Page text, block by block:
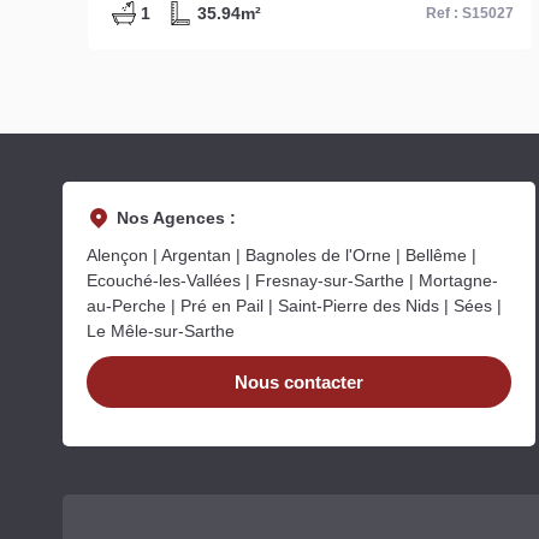
3 1 13.45m² Ref : S15140
Nos Agences :
Alençon | Argentan | Bagnoles de l'Orne | Bellême |
Ecouché-les-Vallées | Fresnay-sur-Sarthe | Mortagne-
au-Perche | Pré en Pail | Saint-Pierre des Nids | Sées |
Le Mêle-sur-Sarthe
Nous contacter